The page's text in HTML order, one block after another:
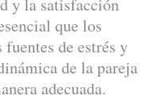
y la satisfacción
que los
de estrés y
de la pareja
adecuada.